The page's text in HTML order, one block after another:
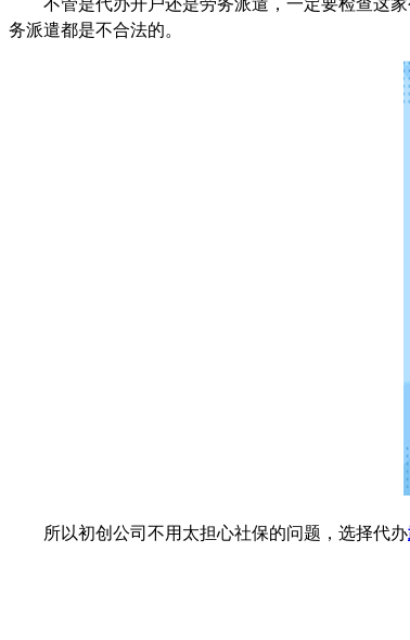
务派遣都是不合法的。
所以初创公司不用太担心社保的问题，选择代办